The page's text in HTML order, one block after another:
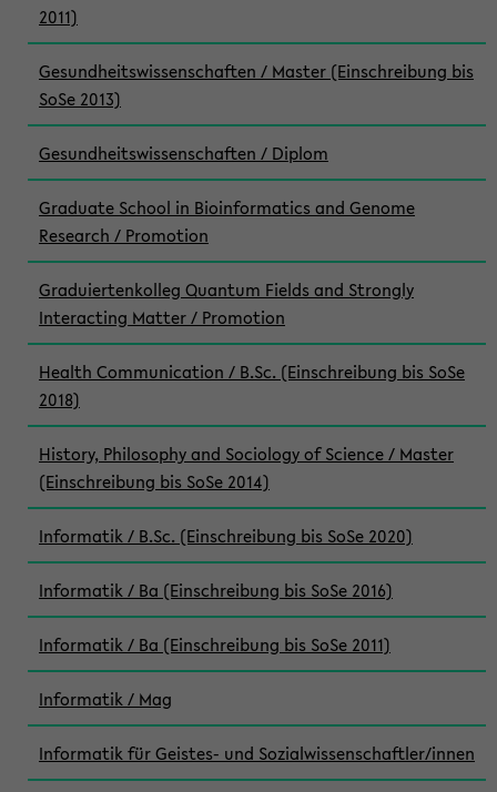
2011)
Gesundheitswissenschaften / Master (Einschreibung bis
SoSe 2013)
Gesundheitswissenschaften / Diplom
Graduate School in Bioinformatics and Genome
Research / Promotion
Graduiertenkolleg Quantum Fields and Strongly
Interacting Matter / Promotion
Health Communication / B.Sc. (Einschreibung bis SoSe
2018)
History, Philosophy and Sociology of Science / Master
(Einschreibung bis SoSe 2014)
Informatik / B.Sc. (Einschreibung bis SoSe 2020)
Informatik / Ba (Einschreibung bis SoSe 2016)
Informatik / Ba (Einschreibung bis SoSe 2011)
Informatik / Mag
Informatik für Geistes- und Sozialwissenschaftler/innen